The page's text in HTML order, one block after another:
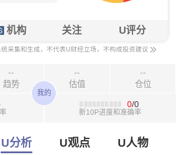
机构 关注 U评分
采集和生成，不代表U财经立场，不构成投资建议
--
趋势
--
估值
--
仓位
0/0
新10P进度和准确率
我的
U分析 U观点 U人物